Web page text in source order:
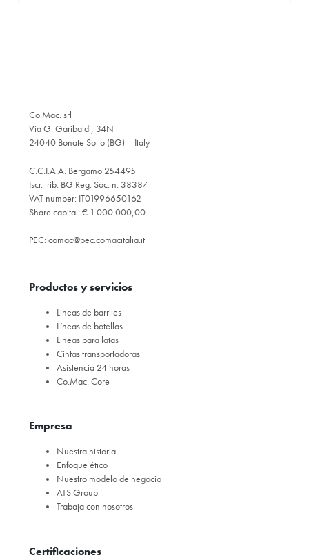
Co.Mac. srl
Via G. Garibaldi, 34N
24040 Bonate Sotto (BG) – Italy
C.C.I.A.A. Bergamo 254495
Iscr. trib. BG Reg. Soc. n. 38387
VAT number: IT01996650162
Share capital: € 1.000.000,00
PEC: comac@pec.comacitalia.it
Productos y servicios
Lineas de barriles
Líneas de botellas
Lineas para latas
Cintas transportadoras
Asistencia 24 horas
Co.Mac. Core
Empresa
Nuestra historia
Enfoque ético
Nuestro modelo de negocio
ATS Group
Trabaja con nosotros
Certificaciones